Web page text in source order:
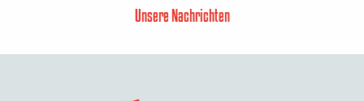
Unsere Nachrichten